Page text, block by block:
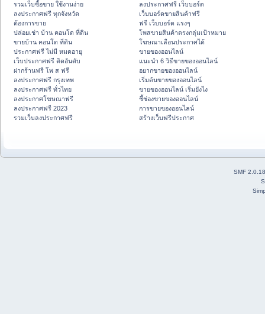
รวมเว็บซื้อขาย ใช้งานง่าย
ลงประกาศฟรี ทุกจังหวัด
ต้องการขาย
ปล่อยเช่า บ้าน คอนโด ที่ดิน
ขายบ้าน คอนโด ที่ดิน
ประกาศฟรี ไม่มี หมดอายุ
เว็บประกาศฟรี ติดอันดับ
ฝากร้านฟรี โพ ส ฟรี
ลงประกาศฟรี กรุงเทพ
ลงประกาศฟรี ทั่วไทย
ลงประกาศโฆษณาฟรี
ลงประกาศฟรี 2023
รวมเว็บลงประกาศฟรี
ลงประกาศฟรี เว็บบอร์ด
เว็บบอร์ดขายสินค้าฟรี
ฟรี เว็บบอร์ด แรงๆ
โพสขายสินค้าตรงกลุ่มเป้าหมาย
โฆษณาเลื่อนประกาศได้
ขายของออนไลน์
แนะนำ 6 วิธีขายของออนไลน์
อยากขายของออนไลน์
เริ่มต้นขายของออนไลน์
ขายของออนไลน์ เริ่มยังไง
ชี้ช่องขายของออนไลน์
การขายของออนไลน์
สร้างเว็บฟรีประกาศ
SMF 2.0.18